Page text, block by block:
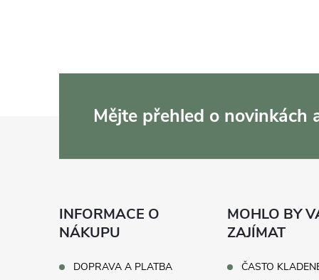
Mějte přehled o novinkách
INFORMACE O
NÁKUPU
DOPRAVA A PLATBA
MOHLO BY
ZAJÍMAT
ČASTO